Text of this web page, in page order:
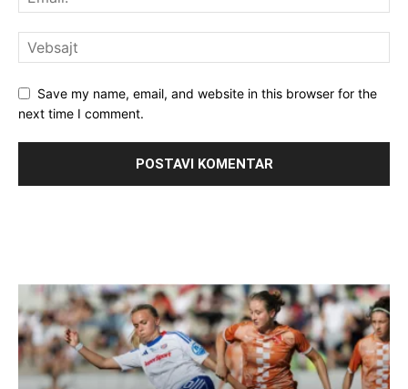
Save my name, email, and website in this browser for the
next time I comment.